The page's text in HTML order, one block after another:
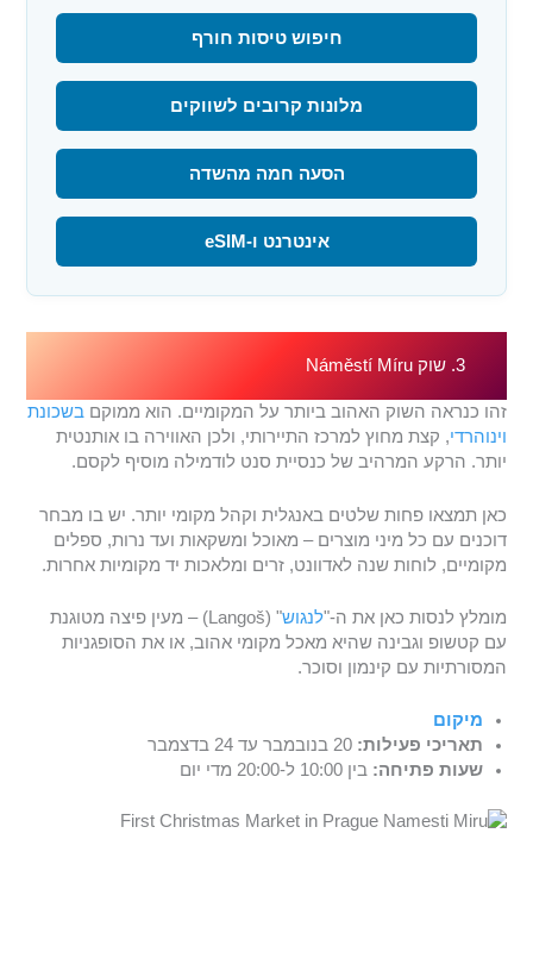
חיפוש טיסות חורף
מלונות קרובים לשווקים
הסעה חמה מהשדה
אינטרנט ו-eSIM
3. שוק Náměstí Míru
זהו כנראה השוק האהוב ביותר על המקומיים. הוא ממוקםבשכונת
וינוהרדי, קצת מחוץ למרכז התיירותי, ולכן האווירה בו אותנטית
יותר. הרקע המרהיב של כנסיית סנט לודמילה מוסיף לקסם.
כאן תמצאו פחות שלטים באנגלית וקהל מקומי יותר. יש בו מבחר
דוכנים עם כל מיני מוצרים – מאוכל ומשקאות ועד נרות, ספלים
מקומיים, לוחות שנה לאדוונט, זרים ומלאכות יד מקומיות אחרות.
מומלץ לנסות כאן את ה-"לנגוש
" (Langoš) – מעין פיצה מטוגנת
עם קטשופ וגבינה שהיא מאכל מקומי אהוב, או את הסופגניות
המסורתיות עם קינמון וסוכר.
מיקום
תאריכי פעילות: 20 בנובמבר עד 24 בדצמבר
שעות פתיחה: בין 10:00 ל-20:00 מדי יום